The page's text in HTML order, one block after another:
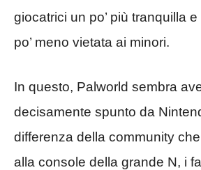
giocatrici un po’ più tranquilla
po’ meno vietata ai minori.
In questo, Palworld sembra
decisamente spunto da
differenza della community
alla console della grande N, i